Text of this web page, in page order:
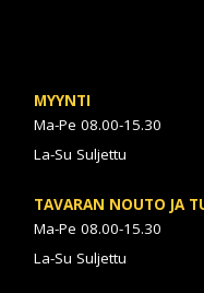
MYYNTI
Ma-Pe 08.00-15.30
La-Su Suljettu
TAVARAN NOUTO JA
Ma-Pe 08.00-15.30
La-Su Suljettu